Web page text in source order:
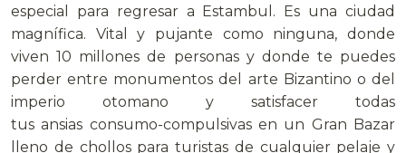
especial para regresar a Estambul. Es una ciudad
magnífica. Vital y pujante como ninguna, donde
viven 10 millones de personas y donde te puedes
perder entre monumentos del arte Bizantino o del
imperio otomano y satisfacer todas
tus ansias consumo-compulsivas en un Gran Bazar
lleno de chollos para turistas de cualquier pelaje y